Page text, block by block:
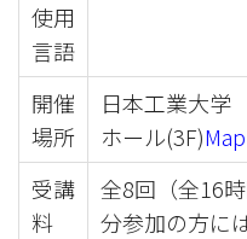
使用
言語
開催
場所
日本工業大
ホール(3F)Map
受講
料
全8回（全16
分参加の方に